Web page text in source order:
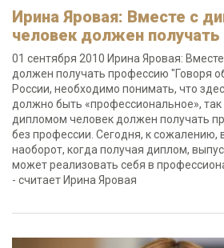
Ирина Яровая: Вместе с
человек должен
01 сентября 2010 Ирина Яровая:
должен получать профессию "Говоря
России, необходимо понимать, что
должно быть «профессиональное», так
дипломом человек должен получать
без профессии. Сегодня, к сожалению,
наоборот, когда получая диплом,
может реализовать себя в
- считает Ирина Яровая